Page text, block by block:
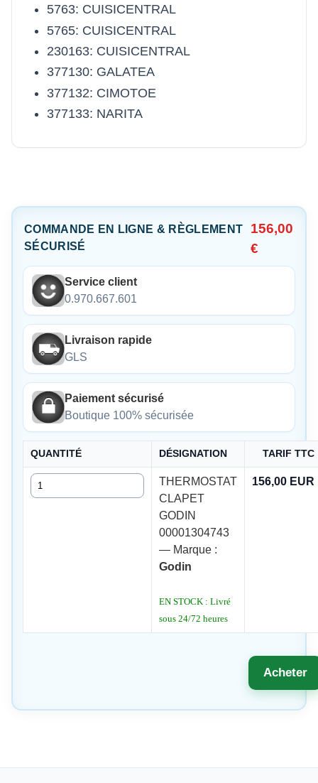
5763: CUISICENTRAL
5765: CUISICENTRAL
230163: CUISICENTRAL
377130: GALATEA
377132: CIMOTOE
377133: NARITA
COMMANDE EN LIGNE & RÈGLEMENT
SÉCURISÉ
156,00
€
Service client
0.970.667.601
Livraison rapide
GLS
Paiement sécurisé
Boutique 100% sécurisée
QUANTITÉ DÉSIGNATION TARIF TTC
Quantité
THERMOSTAT
CLAPET
GODIN
00001304743
— Marque :
Godin
EN STOCK : Livré
sous 24/72 heures
156,00 EUR
Acheter